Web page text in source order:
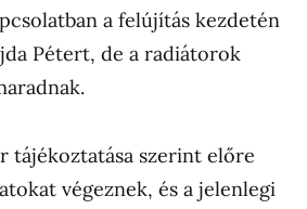
a felújítás kezdetén
Pétert, de a radiátorok
tájékoztatása szerint előre
végeznek, és a jelenlegi